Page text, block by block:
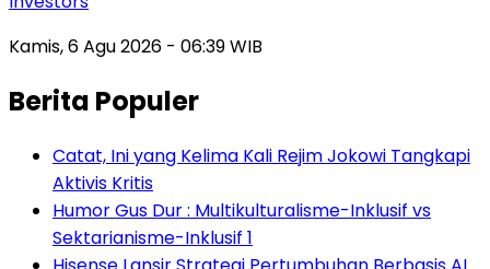
Kamis, 6 Agu 2026 - 06:39 WIB
Berita Populer
Catat, Ini yang Kelima Kali Rejim Jokowi Tangkapi
Aktivis Kritis
Humor Gus Dur : Multikulturalisme-Inklusif vs
Sektarianisme-Inklusif 1